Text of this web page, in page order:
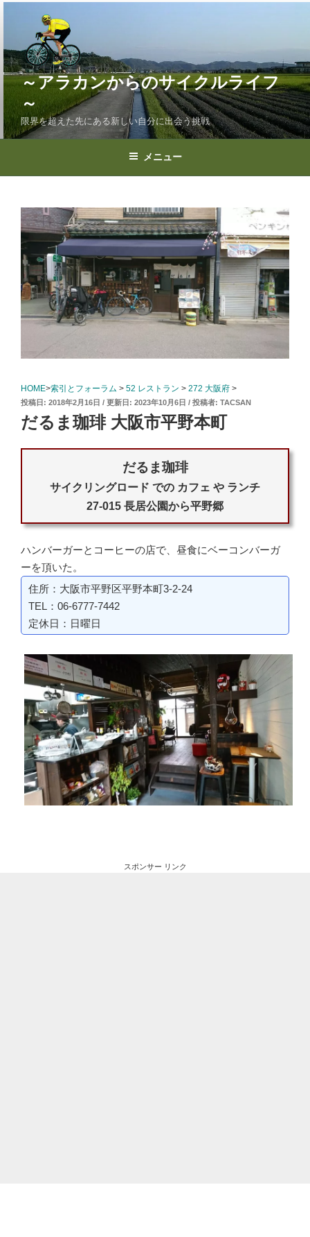
ン
ツ
キ
ッ
～アラカンからのサイクルライフ
～
限界を超えた先にある新しい自分に出会う挑戦
メニュー
HOME>索引とフォーラム > 52 レストラン > 272 大阪府 >
投
稿
日:
2018年2月16日 2023年10月6日 投稿者: TACSAN
だるま珈琲 大阪市平野本町
だるま珈琲
サイクリングロード での カフェ や ランチ
27-015 長居公園から平野郷
ハンバーガーとコーヒーの店で、昼食にベーコンバーガ
ーを頂いた。
住所：大阪市平野区平野本町3-2-24
TEL：06-6777-7442
定休日：日曜日
スポンサー リンク